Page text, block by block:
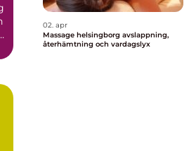
02. apr
Massage helsingborg avslappning,
återhämtning och vardagslyx